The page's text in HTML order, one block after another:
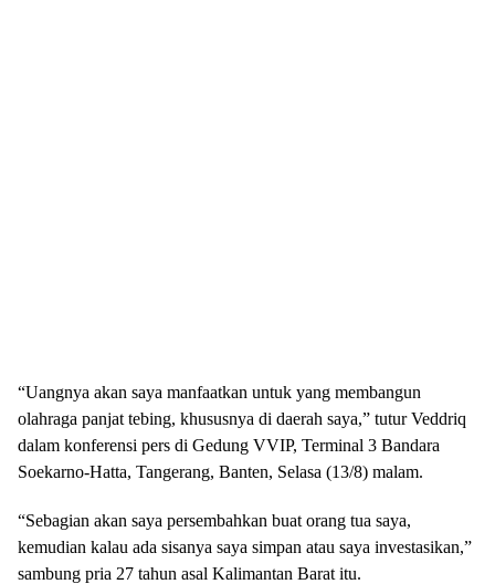
“Uangnya akan saya manfaatkan untuk yang membangun
olahraga panjat tebing, khususnya di daerah saya,” tutur Veddriq
dalam konferensi pers di Gedung VVIP, Terminal 3 Bandara
Soekarno-Hatta, Tangerang, Banten, Selasa (13/8) malam.
“Sebagian akan saya persembahkan buat orang tua saya,
kemudian kalau ada sisanya saya simpan atau saya investasikan,”
sambung pria 27 tahun asal Kalimantan Barat itu.